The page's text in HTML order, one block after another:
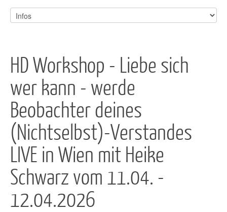
HD Workshop - Liebe sich
wer kann - werde
Beobachter deines
(Nichtselbst)-Verstandes
LIVE in Wien ​mit Heike
Schwarz vom 11.04. -
12.04.2026